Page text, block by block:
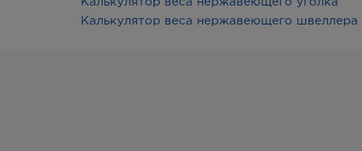
Калькулятор веса нержавеющего швеллера